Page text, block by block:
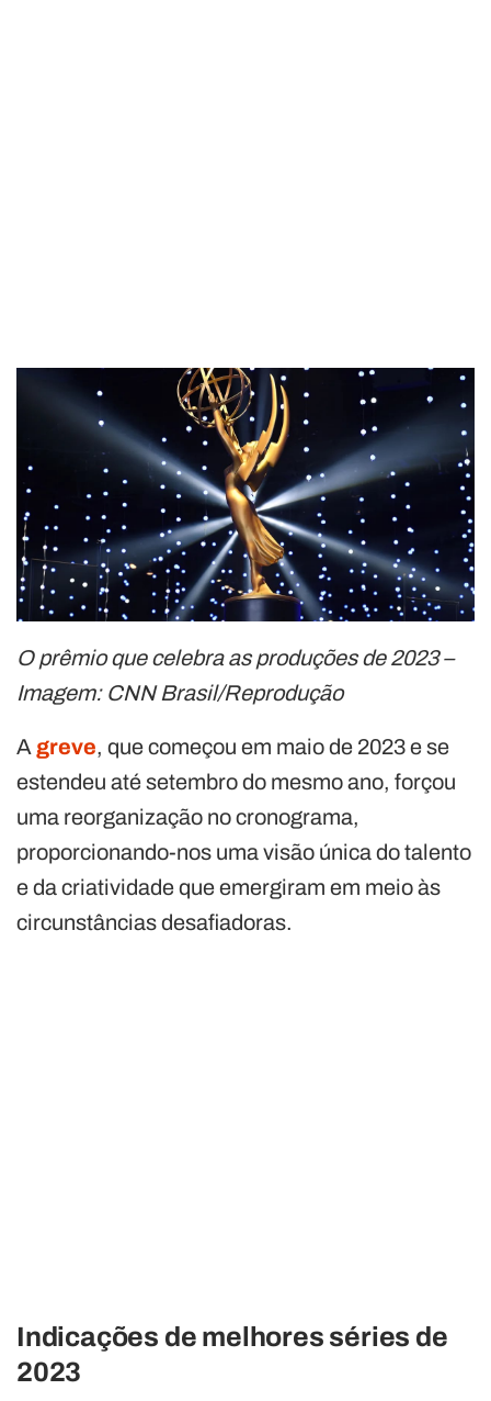
O prêmio que celebra as produções de 2023 –
Imagem: CNN Brasil/Reprodução
A greve, que começou em maio de 2023 e se
estendeu até setembro do mesmo ano, forçou
uma reorganização no cronograma,
proporcionando-nos uma visão única do talento
e da criatividade que emergiram em meio às
circunstâncias desafiadoras.
Indicações de melhores séries de
2023